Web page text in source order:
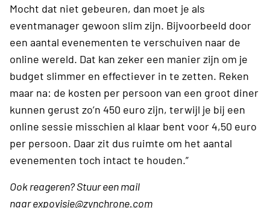
Mocht dat niet gebeuren, dan moet je als
eventmanager gewoon slim zijn. Bijvoorbeeld door
een aantal evenementen te verschuiven naar de
online wereld. Dat kan zeker een manier zijn om je
budget slimmer en effectiever in te zetten. Reken
maar na: de kosten per persoon van een groot diner
kunnen gerust zo’n 450 euro zijn, terwijl je bij een
online sessie misschien al klaar bent voor 4,50 euro
per persoon. Daar zit dus ruimte om het aantal
evenementen toch intact te houden.”
Ook reageren? Stuur een mail
naarexpovisie@zynchrone.com